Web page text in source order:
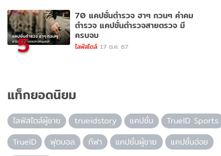
5
70 แคปชั่นตำรวจ ฮาๆ กวนๆ คำคม
ตำรวจ แคปชั่นตำรวจสายตรวจ มี
ครบจบ
ไลฟ์สไตล์ 17 ต.ค. 67
แท็กยอดนิยม
ไลฟ์สไตล์ผู้ชาย trueidstory แคปชั่น
TrueID Sports
TrueID
ฟุตบอล กีฬา แคปชั่นผู้ชาย
แคปชั่นอ่อย